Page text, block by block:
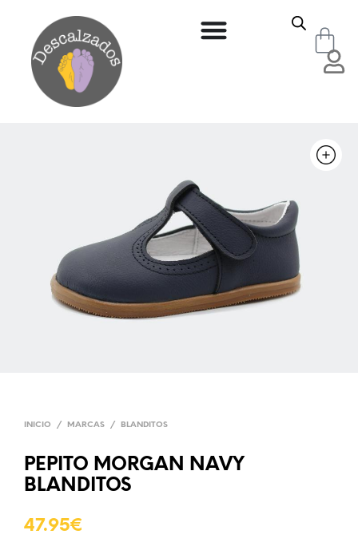
INICIO / MARCAS / BLANDITOS
PEPITO MORGAN NAVY
BLANDITOS
47.95€